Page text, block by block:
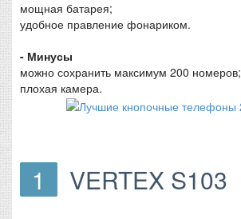
мощная батарея;
удобное правление фонариком.
- Минусы
можно сохранить максимум 200 номеров;
плохая камера.
1 VERTEX S103